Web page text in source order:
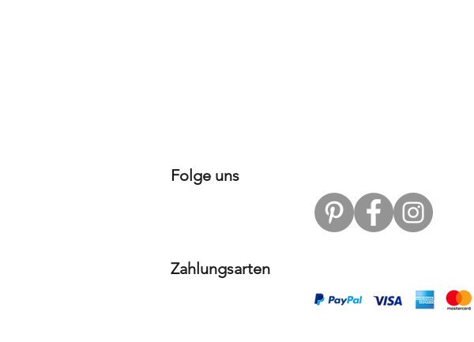
Folge uns
Zahlungsarten